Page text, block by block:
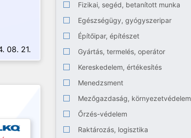
08. 21.
Fizikai, segéd, betanított munka
Egészségügy, gyógyszeripar
Építőipar, építészet
Gyártás, termelés, operátor
Kereskedelem, értékesítés
Menedzsment
Mezőgazdaság, környezetvédelem
Őrzés-védelem
Raktározás, logisztika